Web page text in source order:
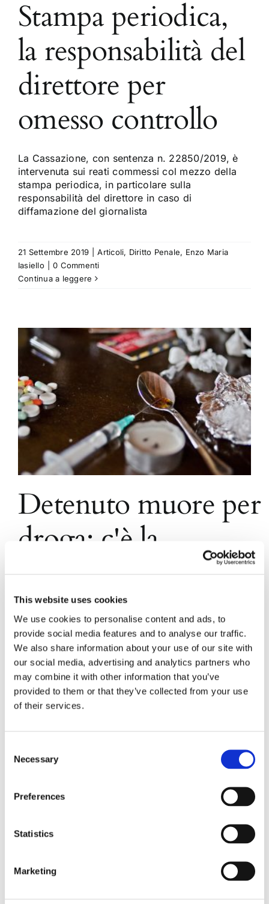
This website uses cookies
We use cookies to personalise content and ads, to
provide social media features and to analyse our traffic.
We also share information about your use of our site with
our social media, advertising and analytics partners who
may combine it with other information that you’ve
provided to them or that they’ve collected from your use
of their services.
Selection
Necessary
Preferences
Statistics
Marketing
Stampa periodica,
la responsabilità del
direttore per
omesso controllo
La Cassazione, con sentenza n. 22850/2019, è
intervenuta sui reati commessi col mezzo della
stampa periodica, in particolare sulla
responsabilità del direttore in caso di
diffamazione del giornalista
21 Settembre 2019 Articoli, Diritto Penale, Enzo Maria
Iasiello
0 Commenti
Continua a leggere
Detenuto muore per
droga: c'è la
concorrente
dell'amministrazione
penitenziaria
penitenziaria nell'ipotesi di uso volontario di
sostanza stupefacente da parte di un detenuto, poi
nesso causale fra la condotta dell'amministrazione
Continua a leggere